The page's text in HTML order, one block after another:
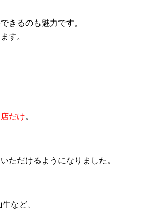
きるのも魅力です。
す。
だけ。
ただけるようになりました。
など、